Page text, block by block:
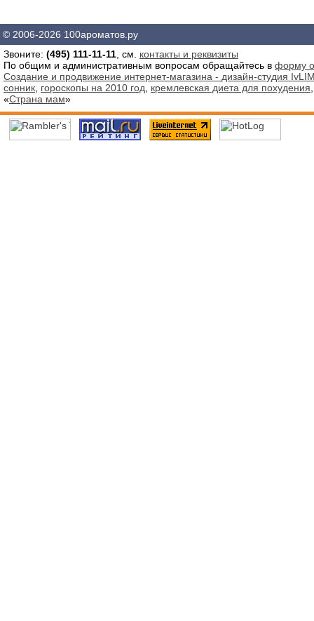
© 2006-2026 100ароматов.ру
Звоните: (495) 111-11-11 , см. контакты и реквизиты
По общим и административным вопросам обращайтесь в форму
Создание и продвижение интернет-магазина - дизайн-студия
сонник гороскопы на 2010 год кремлевская диета для похудения
«Страна мам»